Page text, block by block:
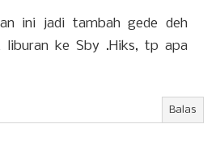
ini jadi tambah gede deh
liburan ke Sby .Hiks, tp apa
Balas